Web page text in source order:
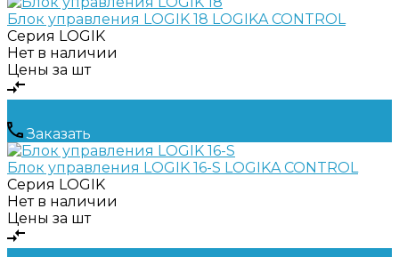
Блок управления LOGIK 18 LOGIKA CONTROL
Серия LOGIK
Нет в наличии
Цены за шт
Заказать
Блок управления LOGIK 16-S LOGIKA CONTROL
Серия LOGIK
Нет в наличии
Цены за шт